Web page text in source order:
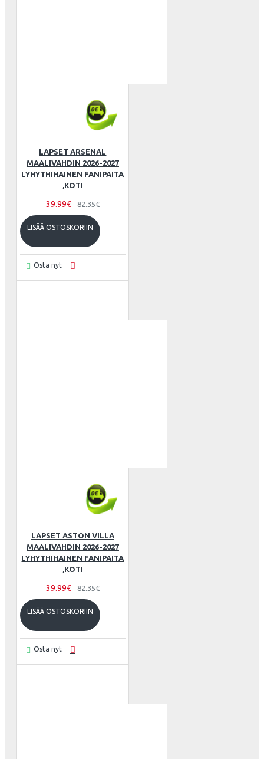
LAPSET ARSENAL
MAALIVAHDIN 2026-2027
LYHYTHIHAINEN FANIPAITA
,KOTI
39.99€ 82.35€
LISÄÄ OSTOSKORIIN
Osta nyt
LAPSET ASTON VILLA
MAALIVAHDIN 2026-2027
LYHYTHIHAINEN FANIPAITA
,KOTI
39.99€ 82.35€
LISÄÄ OSTOSKORIIN
Osta nyt